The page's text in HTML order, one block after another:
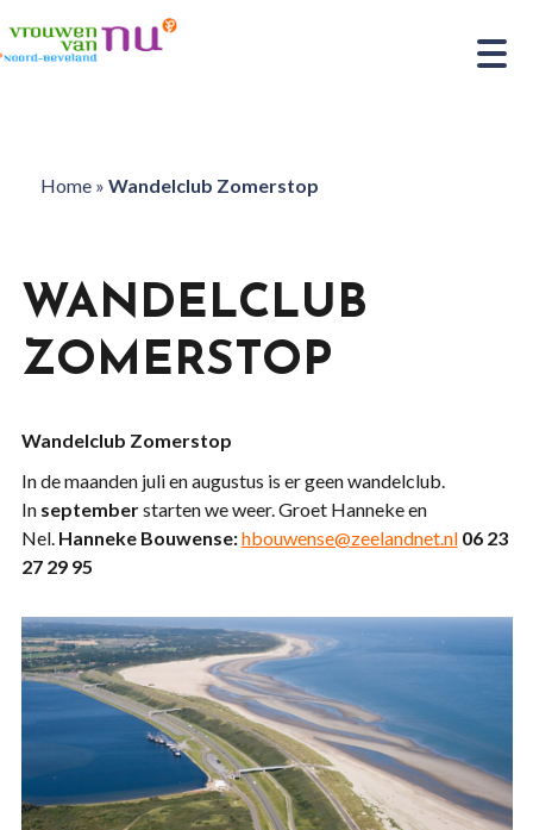
Home» Wandelclub Zomerstop
WANDELCLUB
ZOMERSTOP
Wandelclub Zomerstop
In de maanden juli en augustus is er geen wandelclub.
In septemberstarten we weer. Groet Hanneke en
Nel. Hanneke Bouwense:hbouwense@zeelandnet.nl 06 23
27 29 95